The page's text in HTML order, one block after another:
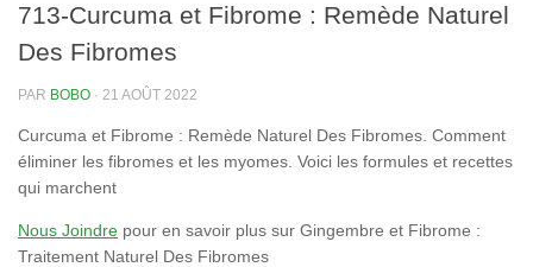
713-Curcuma et Fibrome : Remède Naturel
Des Fibromes
PAR BOBO · 21 AOÛT 2022
Curcuma et Fibrome : Remède Naturel Des Fibromes. Comment
éliminer les fibromes et les myomes. Voici les formules et recettes
qui marchent
Nous Joindre pour en savoir plus sur Gingembre et Fibrome :
Traitement Naturel Des Fibromes